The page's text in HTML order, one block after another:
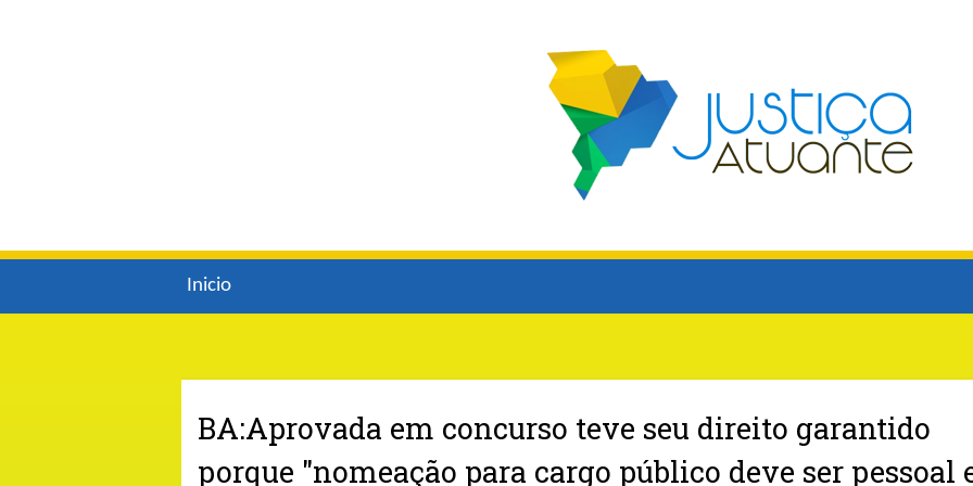
Inicio
BA:Aprovada em concurso teve seu direito garantido
porque "nomeação para cargo público deve ser pessoal